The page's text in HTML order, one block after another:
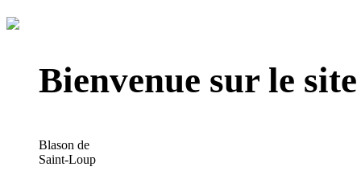
Bienvenue sur le
Blason de
Saint-Loup